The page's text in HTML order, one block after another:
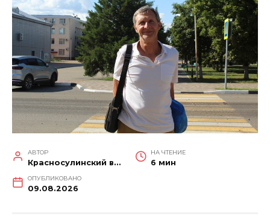
АВТОР
Красносулинский вестник
НА ЧТЕНИЕ
6 мин
ОПУБЛИКОВАНО
09.08.2026